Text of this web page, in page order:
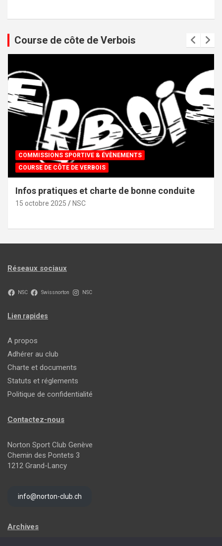
Course de côte de Verbois
COMMISSIONS SPORTIVE & ÉVÈNEMENTS
COURSE DE CÔTE DE VERBOIS
Infos pratiques et charte de bonne conduite
15 octobre 2025 NSC
Réseaux sociaux
NSC Swissnorton NSC
Lien rapides
A propos
Adhérer au club
Charte et documents
Statuts et réglements
Politique de confidentialité
Contactez-nous
Norton Sport Club Genève
Chemin des Pontets 3
1212 Grand-Lancy
info@norton-club.ch
Archives